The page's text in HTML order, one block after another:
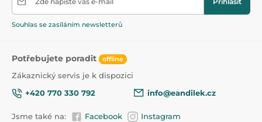
zpříjemní chvíle vašeho miminka. Je lehký, takže ho
skladování a snadný transport.
Produkt je zařazen v kategoriích
Cestovní postýlky Dětské postýlky 90x40
Kolébky 37,5
Souhlas se zasíláním newsletterů
Potřebujete poradit offline
Zákaznický servis je k dispozici
+420 770 330 792
info@eandilek.cz
Jsme také na: Facebook Instagram